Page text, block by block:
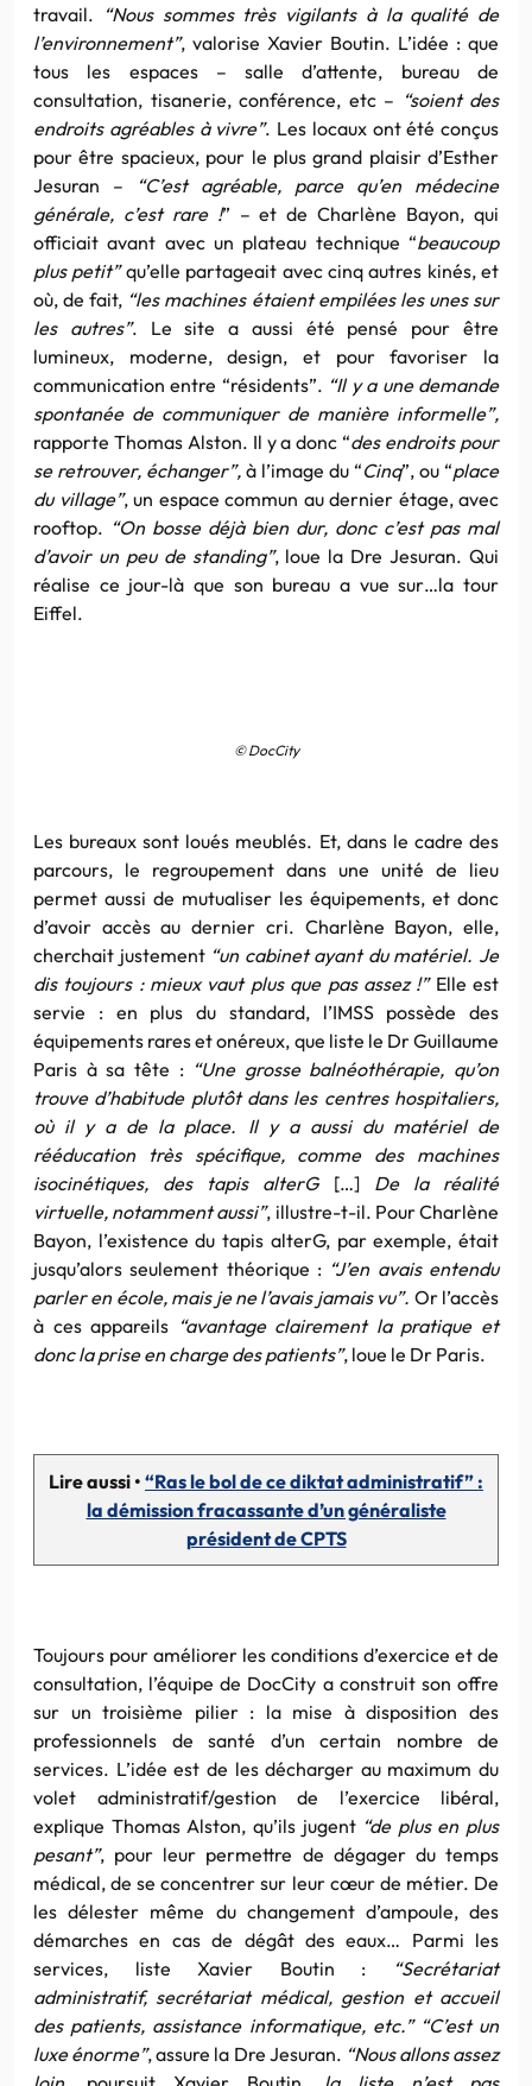
travail. “Nous sommes très vigilants à la qualité de
l’environnement”, valorise Xavier Boutin. L’idée : que
tous les espaces – salle d’attente, bureau de
consultation, tisanerie, conférence, etc – “soient des
endroits agréables à vivre”. Les locaux ont été conçus
pour être spacieux, pour le plus grand plaisir d’Esther
Jesuran –
“C’est agréable, parce qu’en médecine
générale, c’est rare !” – et de Charlène Bayon, qui
officiait avant avec un plateau technique “beaucoup
plus petit”qu’elle partageait avec cinq autres kinés, et
où, de fait, “les machines étaient empilées les unes sur
les autres”. Le site a aussi été pensé pour être
lumineux, moderne, design, et pour favoriser la
communication entre “résidents”. “Il y a une demande
spontanée de communiquer de manière informelle”,
rapporte Thomas Alston. Il y a donc “des endroits pour
se retrouver, échanger”, à l’image du “Cinq”, ou “place
du village”, un espace commun au dernier étage, avec
rooftop. “On bosse déjà bien dur, donc c’est pas mal
d’avoir un peu de standing”, loue la Dre Jesuran. Qui
réalise ce jour-là que son bureau a vue sur…la tour
Eiffel.
© DocCity
Les bureaux sont loués meublés. Et, dans le cadre des
parcours, le regroupement dans une unité de lieu
permet aussi de mutualiser les équipements, et donc
d’avoir accès au dernier cri. Charlène Bayon, elle,
cherchait justement “un cabinet ayant du matériel. Je
dis toujours : mieux vaut plus que pas assez !”Elle est
servie : en plus du standard, l’IMSS possède des
équipements rares et onéreux, que liste le Dr Guillaume
Paris à sa tête : “Une grosse balnéothérapie, qu’on
trouve d’habitude plutôt dans les centres hospitaliers,
où il y a de la place. Il y a aussi du matériel de
rééducation très spécifique, comme des machines
isocinétiques, des tapis alterG[…] De la réalité
virtuelle, notamment aussi”, illustre-t-il. Pour Charlène
Bayon, l’existence du tapis alterG, par exemple, était
jusqu’alors seulement théorique : “J’en avais entendu
parler en école, mais je ne l’avais jamais vu”. Or l’accès
à ces appareils “avantage clairement la pratique et
donc la prise en charge des patients”, loue le Dr Paris.
Lire aussi • “Ras le bol de ce diktat administratif” :
la démission fracassante d’un généraliste
président de CPTS
Toujours pour améliorer les conditions d’exercice et de
consultation, l’équipe de DocCity a construit son offre
sur un troisième pilier : la mise à disposition des
professionnels de santé d’un certain nombre de
services. L’idée est de les décharger au maximum du
volet administratif/gestion de l’exercice libéral,
explique Thomas Alston, qu’ils jugent “de plus en plus
pesant”, pour leur permettre de dégager du temps
médical, de se concentrer sur leur cœur de métier. De
les délester même du changement d’ampoule, des
démarches en cas de dégât des eaux… Parmi les
services, liste Xavier Boutin :
“Secrétariat
administratif, secrétariat médical, gestion et accueil
des patients, assistance informatique, etc.” “C’est un
luxe énorme”, assure la Dre Jesuran. “Nous allons assez